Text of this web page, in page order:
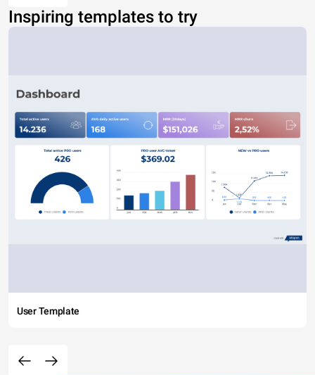
Inspiring templates to try
User Template